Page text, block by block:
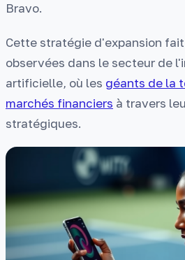
Bravo.
Cette stratégie d'expansion
observées dans le secteur de
artificielle, où les géants de la
marchés financiers à travers
stratégiques.